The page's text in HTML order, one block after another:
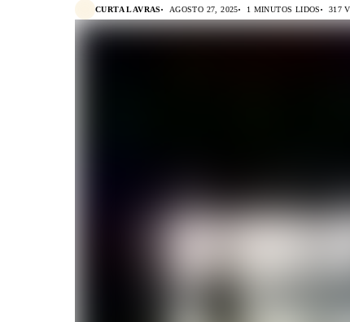
CURTA LAVRAS AGOSTO 27, 2025 1 MINUTOS LIDOS 317